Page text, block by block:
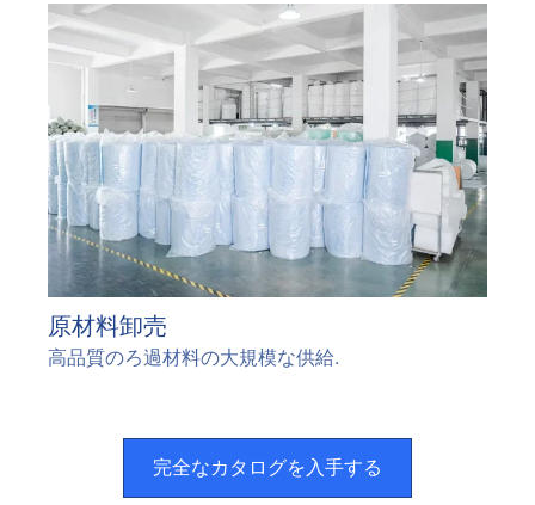
原材料卸売
高品質のろ過材料の大規模な供給.
完全なカタログを入手する